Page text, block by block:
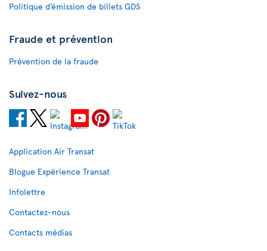
Politique d’émission de billets GDS
Fraude et prévention
Prévention de la fraude
Suivez-nous
Application Air Transat
Blogue Expérience Transat
Infolettre
Contactez-nous
Contacts médias